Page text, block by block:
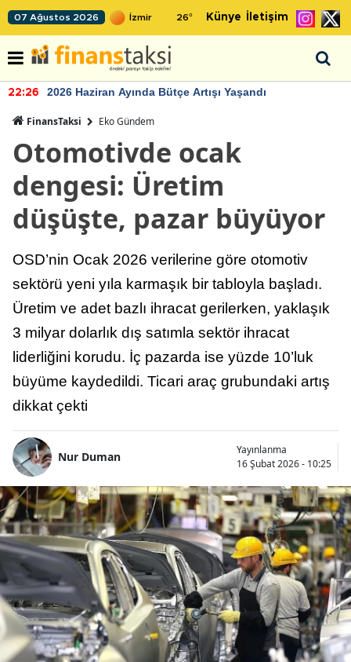
07 Ağustos 2026 26° Künye İletişim
22:26 2026 Haziran Ayında Bütçe Artışı Yaşandı
FinansTaksi Eko Gündem
Otomotivde ocak
dengesi: Üretim
düşüşte, pazar büyüyor
OSD’nin Ocak 2026 verilerine göre otomotiv
sektörü yeni yıla karmaşık bir tabloyla başladı.
Üretim ve adet bazlı ihracat gerilerken, yaklaşık
3 milyar dolarlık dış satımla sektör ihracat
liderliğini korudu. İç pazarda ise yüzde 10’luk
büyüme kaydedildi. Ticari araç grubundaki artış
dikkat çekti
Nur Duman
Yayınlanma
16 Şubat 2026 - 10:25